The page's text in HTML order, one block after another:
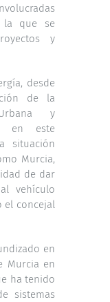
la que se
y
desde
de la
y
en este
situación
Murcia,
de dar
vehículo
el concejal
en
Murcia en
ha tenido
sistemas